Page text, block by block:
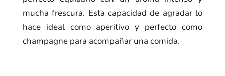
mucha frescura. Esta capacidad de agradar lo
hace ideal como aperitivo y perfecto como
champagne para acompañar una comida.